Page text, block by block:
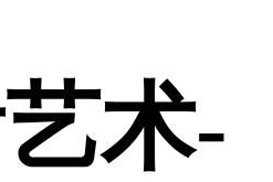
术-